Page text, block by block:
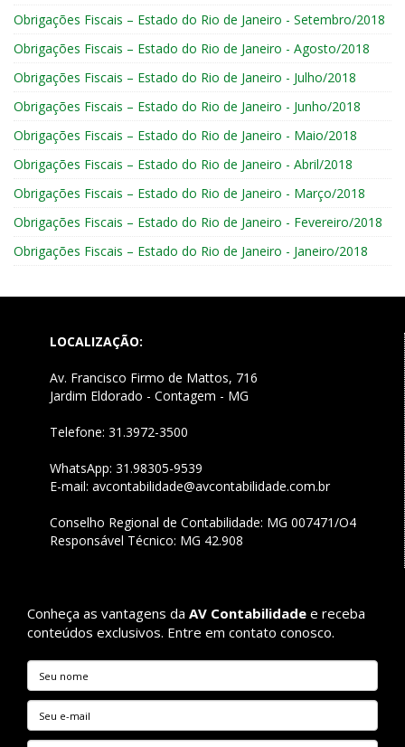
Obrigações Fiscais – Estado do Rio de Janeiro - Setembro/2018
Obrigações Fiscais – Estado do Rio de Janeiro - Agosto/2018
Obrigações Fiscais – Estado do Rio de Janeiro - Julho/2018
Obrigações Fiscais – Estado do Rio de Janeiro - Junho/2018
Obrigações Fiscais – Estado do Rio de Janeiro - Maio/2018
Obrigações Fiscais – Estado do Rio de Janeiro - Abril/2018
Obrigações Fiscais – Estado do Rio de Janeiro - Março/2018
Obrigações Fiscais – Estado do Rio de Janeiro - Fevereiro/2018
Obrigações Fiscais – Estado do Rio de Janeiro - Janeiro/2018
LOCALIZAÇÃO:
Av. Francisco Firmo de Mattos, 716
Jardim Eldorado - Contagem - MG
Telefone: 31.3972-3500
WhatsApp: 31.98305-9539
E-mail: avcontabilidade@avcontabilidade.com.br
Conselho Regional de Contabilidade: MG 007471/O4
Responsável Técnico: MG 42.908
Conheça as vantagens da AV Contabilidade e receba
conteúdos exclusivos. Entre em contato conosco.